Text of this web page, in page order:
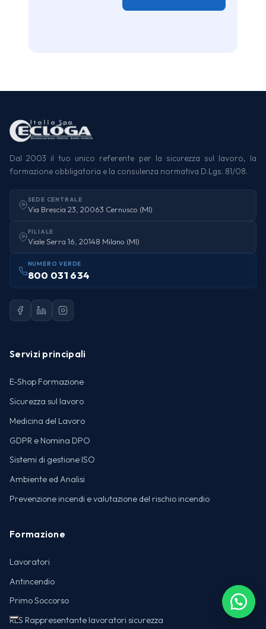
Dal 2003 il tuo unico referente per la sicurezza sul lavoro, la
formazione obbligatoria e la consulenza normativa D.Lgs. 81/08.
SEDE CENTRALE
Via Brescia 23, 20063 Cernusco (MI)
FILIALE
Viale Serra 16, 20148 Milano (MI)
NUMERO VERDE
800 031 634
Servizi principali
E-Shop Formazione
Sicurezza sul lavoro
Medicina del Lavoro
GDPR e Nomina DPO
Sistemi di gestione ISO
Ambiente ed Analisi
Prevenzione incendi e valutazione del rischio incendio
Formazione
Lavoratori
Antincendio
Primo Soccorso
RLS Rappresentante lavoratori sicurezza